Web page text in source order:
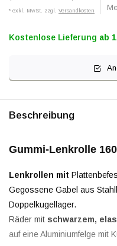
* exkl. MwSt. zzgl. Versandkosten
Kostenlose Lieferung ab
Beschreibung
Gummi-Lenkrolle
Lenkrollen mit
Gegossene Gabel aus
Doppelkugellager.
Räder mit schwarzem,
auf eine Aluminiumfelge mit